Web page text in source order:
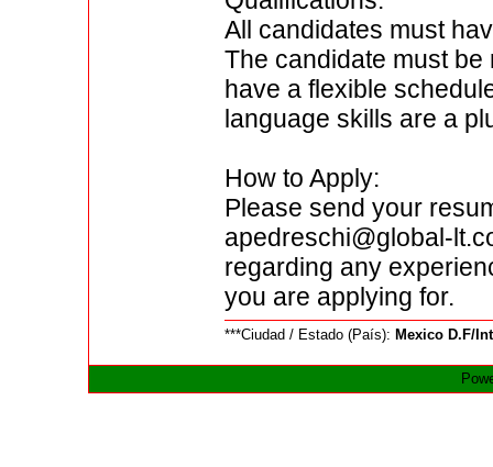
All candidates must
The candidate must
have a flexible
language skills are a
How to Apply:
Please send your
apedreschi@global-
regarding any
you are applying for.
***Ciudad / Estado (País): Mexico D.F/